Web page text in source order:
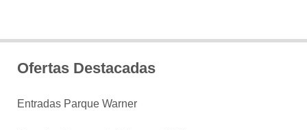
Ofertas Destacadas
Entradas Parque Warner